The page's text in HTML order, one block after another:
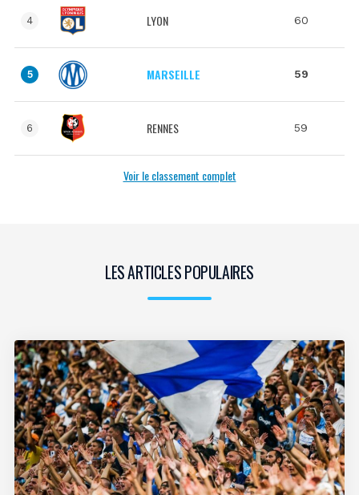
4 LYON 60
5 MARSEILLE 59
6 RENNES 59
Voir le classement complet
LES ARTICLES POPULAIRES